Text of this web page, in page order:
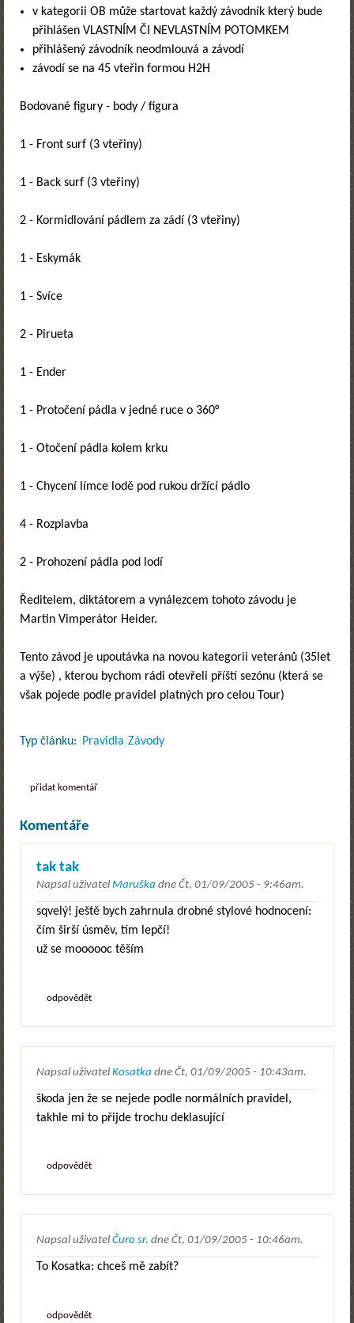
v kategorii OB může startovat každý závodník který bude
přihlášen VLASTNÍM ČI NEVLASTNÍM POTOMKEM
přihlášený závodník neodmlouvá a závodí
závodí se na 45 vteřin formou H2H
Bodované figury - body / figura
1 - Front surf (3 vteřiny)
1 - Back surf (3 vteřiny)
2 - Kormidlování pádlem za zádí (3 vteřiny)
1 - Eskymák
1 - Svíce
2 - Pirueta
1 - Ender
1 - Protočení pádla v jedné ruce o 360°
1 - Otočení pádla kolem krku
1 - Chycení límce lodě pod rukou držící pádlo
4 - Rozplavba
2 - Prohození pádla pod lodí
Ředitelem, diktátorem a vynálezcem tohoto závodu je
Martin Vimperátor Heider.
Tento závod je upoutávka na novou kategorii veteránů (35let
a výše) , kterou bychom rádi otevřeli příští sezónu (která se
však pojede podle pravidel platných pro celou Tour)
Typ článku: Pravidla Závody
přidat komentář
Komentáře
tak tak
Napsal uživatel Maruška dne Čt, 01/09/2005 - 9:46am.
sqvelý! ještě bych zahrnula drobné stylové hodnocení:
čím širší úsměv, tím lepčí!
už se moooooc těším
odpovědět
Napsal uživatel Kosatka dne Čt, 01/09/2005 - 10:43am.
škoda jen že se nejede podle normálních pravidel,
takhle mi to přijde trochu deklasující
odpovědět
Napsal uživatel Čuro sr. dne Čt, 01/09/2005 - 10:46am.
To Kosatka: chceš mě zabít?
odpovědět